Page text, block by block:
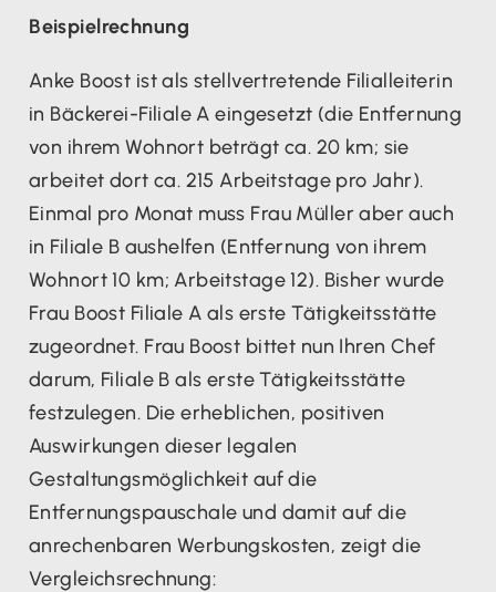
Beispielrechnung
Anke Boost ist als stellvertretende Filialleiterin
in Bäckerei-Filiale A eingesetzt (die Entfernung
von ihrem Wohnort beträgt ca. 20 km; sie
arbeitet dort ca. 215 Arbeitstage pro Jahr).
Einmal pro Monat muss Frau Müller aber auch
in Filiale B aushelfen (Entfernung von ihrem
Wohnort 10 km; Arbeitstage 12). Bisher wurde
Frau Boost Filiale A als erste Tätigkeitsstätte
zugeordnet. Frau Boost bittet nun Ihren Chef
darum, Filiale B als erste Tätigkeitsstätte
festzulegen. Die erheblichen, positiven
Auswirkungen dieser legalen
Gestaltungsmöglichkeit auf die
Entfernungspauschale und damit auf die
anrechenbaren Werbungskosten, zeigt die
Vergleichsrechnung: